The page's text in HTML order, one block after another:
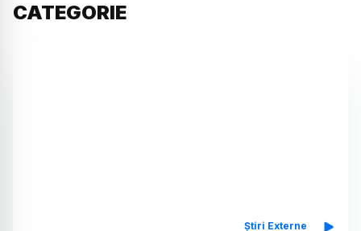
CATEGORIE
Știri Externe